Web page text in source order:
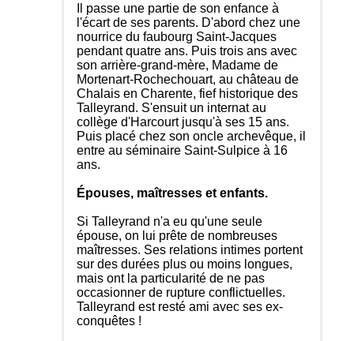
Il passe une partie de son enfance à
l'écart de ses parents. D'abord chez une
nourrice du faubourg Saint-Jacques
pendant quatre ans. Puis trois ans avec
son arrière-grand-mère, Madame de
Mortenart-Rochechouart, au château de
Chalais en Charente, fief historique des
Talleyrand. S'ensuit un internat au
collège d'Harcourt jusqu'à ses 15 ans.
Puis placé chez son oncle archevêque, il
entre au séminaire Saint-Sulpice à 16
ans.
Épouses, maîtresses et enfants.
Si Talleyrand n'a eu qu'une seule
épouse, on lui prête de nombreuses
maîtresses. Ses relations intimes portent
sur des durées plus ou moins longues,
mais ont la particularité de ne pas
occasionner de rupture conflictuelles.
Talleyrand est resté ami avec ses ex-
conquêtes !